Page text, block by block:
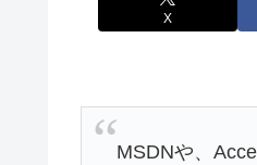
X
MSDNや、